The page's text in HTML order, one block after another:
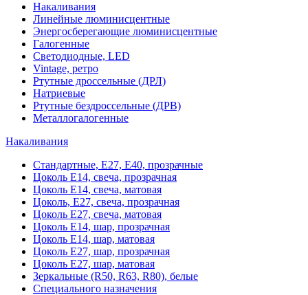
Накаливания
Линейные люминисцентные
Энергосберегающие люминисцентные
Галогенные
Светодиодные, LED
Vintage, ретро
Ртутные дроссельные (ДРЛ)
Натриевые
Ртутные бездроссельные (ДРВ)
Металлогалогенные
Накаливания
Стандартные, Е27, Е40, прозрачные
Цоколь Е14, свеча, прозрачная
Цоколь Е14, свеча, матовая
Цоколь, Е27, свеча, прозрачная
Цоколь Е27, свеча, матовая
Цоколь Е14, шар, прозрачная
Цоколь Е14, шар, матовая
Цоколь Е27, шар, прозрачная
Цоколь Е27, шар, матовая
Зеркальные (R50, R63, R80), белые
Специального назначения